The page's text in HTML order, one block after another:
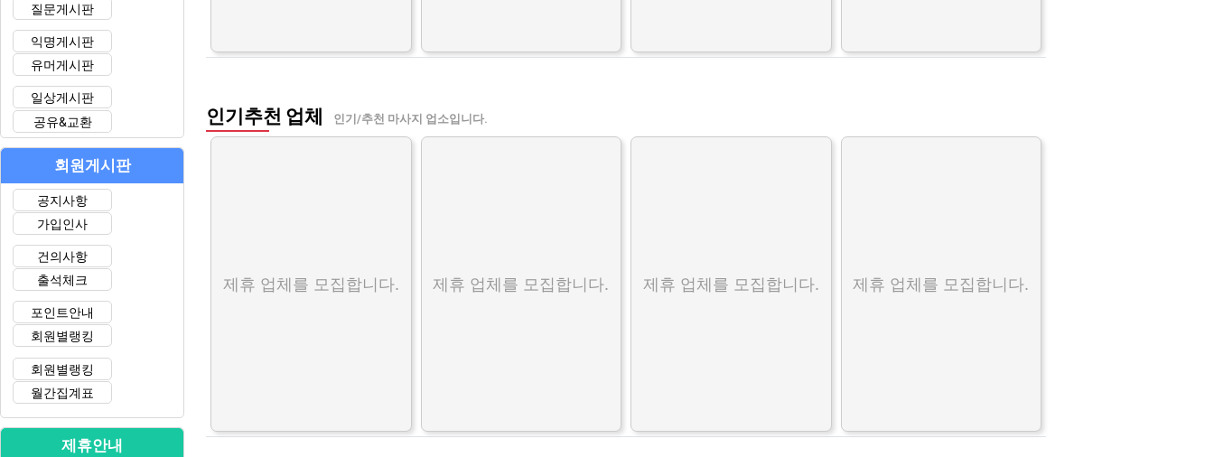
인기추천 업체 인기/추천 마사지 업소입니다.
제휴 업체를 모집합니다. 제휴 업체를 모집합니다. 제휴 업체를 모집합니다. 제휴 업체를 모집합니다.
질문게시판
익명게시판
유머게시판
일상게시판
공유&교환
회원게시판
공지사항
가입인사
건의사항
출석체크
포인트안내
회원별랭킹
회원별랭킹
월간집계표
제휴안내